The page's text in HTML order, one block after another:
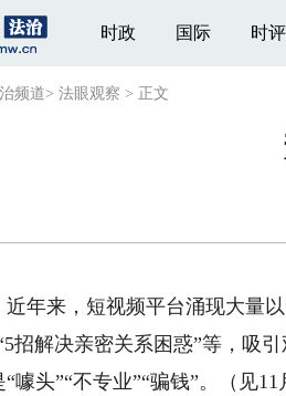
时政 国际 时评
频道> 法眼观察 > 正文
来，短视频平台涌现大量以“
招解决亲密关系困惑”等，吸
“噱头”“不专业”“骗钱”。（见11